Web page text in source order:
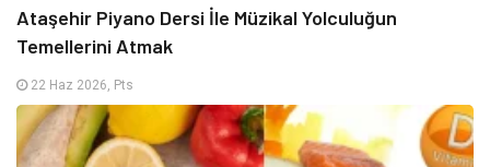
Ataşehir Piyano Dersi İle Müzikal Yolculuğun
Temellerini Atmak
22 Haz 2026, Pts